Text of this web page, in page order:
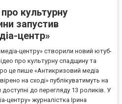
культурну
запустив
центр»
центру» створили новий ютуб-
про культурну спадщину та
це пише «Антикризовий медіа
на сході» публікуватимуть на
до перегляду 13 роликів. У
центру» журналістка Ірина